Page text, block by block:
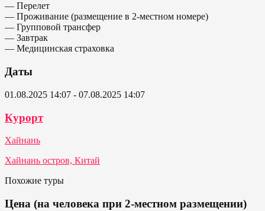
— Перелет
— Проживание (размещение в 2-местном номере)
— Групповой трансфер
— Завтрак
— Медицинская страховка
Даты
01.08.2025 14:07 - 07.08.2025 14:07
Курорт
Хайнань
Хайнань остров, Китай
Похожие туры
Цена (на человека при 2-местном размещении)